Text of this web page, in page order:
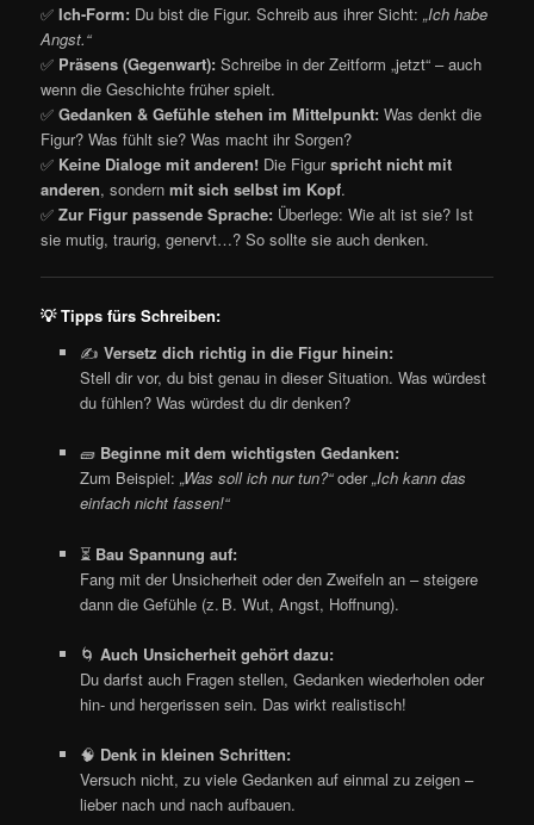
✅Ich-Form: Du bist die Figur. Schreib aus ihrer Sicht:„Ich habe
Angst.“
✅ Präsens (Gegenwart): Schreibe in der Zeitform „jetzt“ – auch
wenn die Geschichte früher spielt.
✅Gedanken & Gefühle stehen im Mittelpunkt: Was denkt die
Figur? Was fühlt sie? Was macht ihr Sorgen?
✅ Keine Dialoge mit anderen! Die Figurspricht nicht mit
anderen, sondernmit sich selbst im Kopf.
✅Zur Figur passende Sprache: Überlege: Wie alt ist sie? Ist
sie mutig, traurig, genervt…? So sollte sie auch denken.
💡Tipps fürs Schreiben:
✍️ Versetz dich richtig in die Figur hinein:
Stell dir vor, du bist genau in dieser Situation. Was würdest
du fühlen? Was würdest du dir denken?
🧱 Beginne mit dem wichtigsten Gedanken:
Zum Beispiel: „Was soll ich nur tun?“oder„Ich kann das
einfach nicht fassen!“
⏳ Bau Spannung auf:
Fang mit der Unsicherheit oder den Zweifeln an – steigere
dann die Gefühle (z. B. Wut, Angst, Hoffnung).
🌀 Auch Unsicherheit gehört dazu:
Du darfst auch Fragen stellen, Gedanken wiederholen oder
hin- und hergerissen sein. Das wirkt realistisch!
🧠 Denk in kleinen Schritten:
Versuch nicht, zu viele Gedanken auf einmal zu zeigen –
lieber nach und nach aufbauen.